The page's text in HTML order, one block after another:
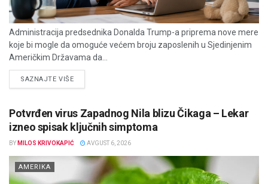
Administracija predsednika Donalda Trump-a priprema nove mere
koje bi mogle da omoguće većem broju zaposlenih u Sjedinjenim
Američkim Državama da...
SAZNAJTE VIŠEDETAILS
Potvrđen virus Zapadnog Nila blizu Čikaga – Lekar
izneo spisak ključnih simptoma
BY MILOS KRIVOKAPIĆ AVGUST 6, 2026
AMERIKA